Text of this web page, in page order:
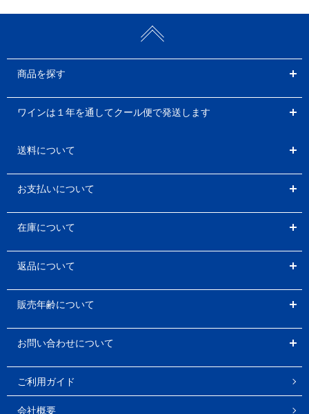
商品を探す
ワインは１年を通してクール便で発送します
送料について
お支払いについて
在庫について
返品について
販売年齢について
お問い合わせについて
ご利用ガイド
会社概要